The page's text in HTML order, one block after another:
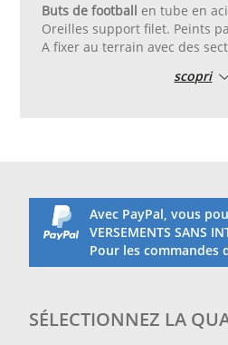
Buts de football en tube en
Oreilles support filet. Peints
A fixer au terrain avec des
scopri
Avec PayPal, vous
VERSEMENTS SANS
Pour les commandes
SÉLECTIONNEZ LA